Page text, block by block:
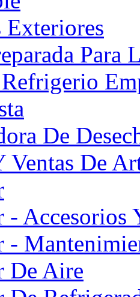
Exteriores
Para
De
Ventas De
- Accesorios
-
De Aire